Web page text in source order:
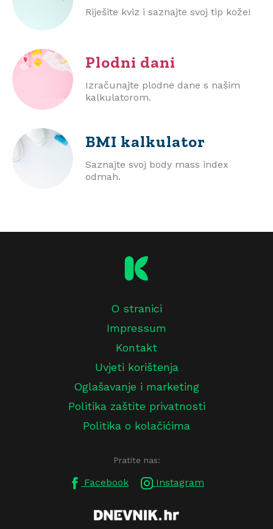
Riješite kviz i saznajte svoj tip kože!
Plodni dani
Izračunajte plodne dane s našim
kalkulatorom.
BMI kalkulator
Saznajte svoj body mass index
odmah.
O stranici
Impressum
Kontakt
Uvjeti korištenja
Oglašavanje i marketing
Politika zaštite privatnosti
Politika o kolačićima
Pratite nas:
Facebook Instagram